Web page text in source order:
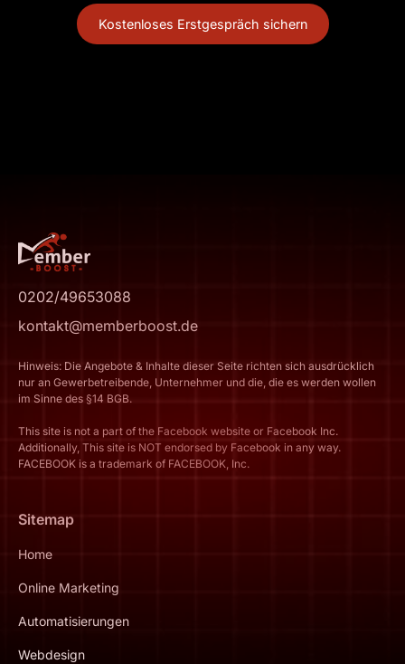
Kostenloses Erstgespräch sichern
0202/49653088
kontakt@memberboost.de
Hinweis: Die Angebote & Inhalte dieser Seite richten sich ausdrücklich
nur an Gewerbetreibende, Unternehmer und die, die es werden wollen
im Sinne des §14 BGB.
This site is not a part of the Facebook website or Facebook Inc.
Additionally, This site is NOT endorsed by Facebook in any way.
FACEBOOK is a trademark of FACEBOOK, Inc.
Sitemap
Home
Online Marketing
Automatisierungen
Webdesign